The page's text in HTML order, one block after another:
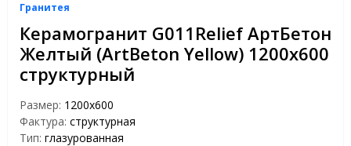
Гранитея
Керамогранит G011Relief АртБетон
Желтый (ArtBeton Yellow) 1200x600
структурный
Размер: 1200х600
Фактура: структурная
Тип: глазурованная